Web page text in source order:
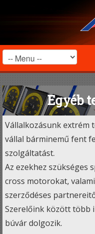
Egyéb
Vállalkozásunk extrém
vállal bárminemű fent
szolgáltatást.
Az ezekhez szükséges
cross motorokat,
szerződéses
Szerelőink között több
búvár dolgozik.